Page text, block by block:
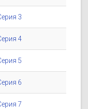
3
4
5
6
7